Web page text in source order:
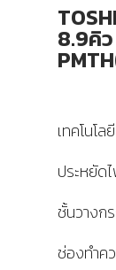
8.9คิ
เทคโนโ
ประหยัด
ชั้นวางก
ช่องทำค